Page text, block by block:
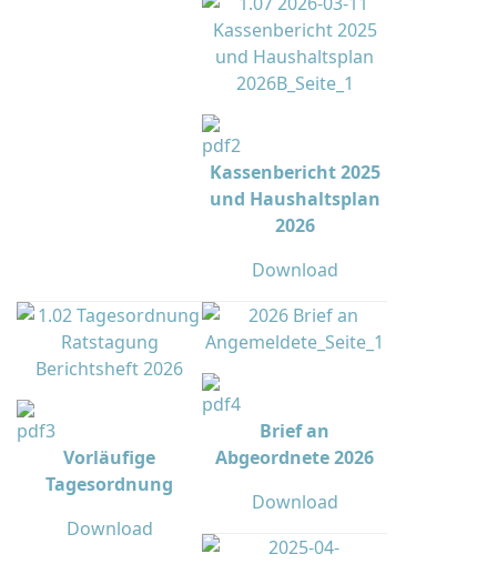
Kassenbericht 2025
und Haushaltsplan
2026
Download
Vorläufige
Tagesordnung
Download
Brief an
Abgeordnete 2026
Download